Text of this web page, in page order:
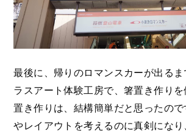
最後に、帰りのロマンスカーが出る
ラスアート体験工房で、箸置き作り
置き作りは、結構簡単だと思ったの
やレイアウトを考えるのに真剣にな